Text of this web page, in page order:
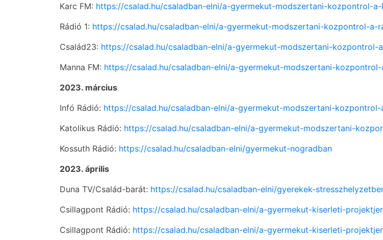
Karc FM: https://csalad.hu/csaladban-elni/a-gyermekut-modszertani-kozpontrol-
Rádió 1: https://csalad.hu/csaladban-elni/a-gyermekut-modszertani-kozpontrol-a-
Család23: https://csalad.hu/csaladban-elni/a-gyermekut-modszertani-kozpontrol-
Manna FM: https://csalad.hu/csaladban-elni/a-gyermekut-modszertani-
2023. március
Infó Rádió: https://csalad.hu/csaladban-elni/a-gyermekut-modszertani-
Katolikus Rádió: https://csalad.hu/csaladban-elni/a-gyermekut-modszertani-
Kossuth Rádió: https://csalad.hu/csaladban-elni/gyermekut-nogradban
2023. április
Duna TV/Család-barát: https://csalad.hu/csaladban-elni/gyerekek-
Csillagpont Rádió: https://csalad.hu/csaladban-elni/a-gyermekut-kiserleti-
Csillagpont Rádió: https://csalad.hu/csaladban-elni/a-gyermekut-kiserleti-